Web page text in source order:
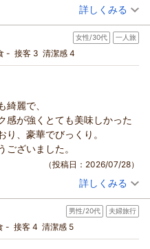
用したいと感じていただけ
てまいります。
ものホテルをご利用くださ
り楽しみにお待ちしており
（返信日：2026/08/04）
一同心よりお待ち申し上げ
大変嬉しく思っております。
してジムもご利用され、快
、何よりでございます。私
ただき、リフレッシュして
。
晴らしいものとなるよう、
チモンドホテル仙台をお選
会いできます日を、心より
（返信日：2026/08/01）
ビュッフェ朝食付きプラン♪～フ
あたり/税込)
ご宿泊いただき、誠にあり
の言葉をお寄せいただき、
たご朝食をはじめ、スタッフ
だけたご様子で、大変嬉しく
葉は、日夜環境づくりに励
りの励みとなります。
に、これからも快適で心地
詳しくみる
女性/30代 一人旅
- 接客 3 清潔感 4
麗で、
感が強くとても美味しかった
、豪華でびっくり。
ざいました。
（投稿日：2026/07/28）
一度】清掃なしでお得に宿泊！連
たり/税込)
詳しくみる
男性/20代 夫婦旅行
- 接客 4 清潔感 5